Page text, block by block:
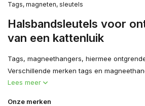
Tags, magneten, sleutels
Halsbandsleutels voor
van een kattenluik
Tags, magneethangers, hiermee
Verschillende merken tags en
Lees meer
Onze merken